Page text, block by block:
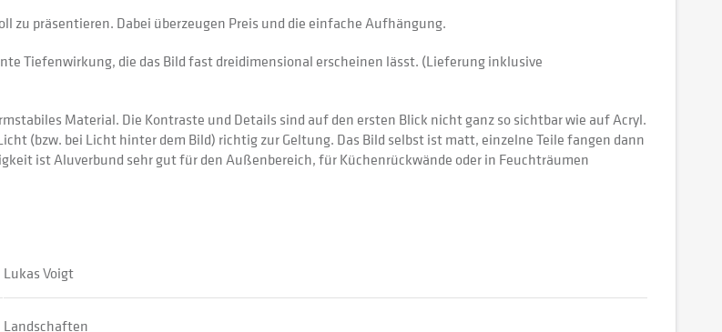
zu präsentieren. Dabei überzeugen Preis und die einfache Aufhängung.
Tiefenwirkung, die das Bild fast dreidimensional erscheinen lässt. (Lieferung inklusive
Material. Die Kontraste und Details sind auf den ersten Blick nicht ganz so sichtbar wie auf Acryl.
(bzw. bei Licht hinter dem Bild) richtig zur Geltung. Das Bild selbst ist matt, einzelne Teile fangen dann
ist Aluverbund sehr gut für den Außenbereich, für Küchenrückwände oder in Feuchträumen
Lukas Voigt
Landschaften